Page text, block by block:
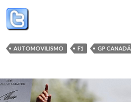
AUTOMOVILISMO F1 GP CANADÁ